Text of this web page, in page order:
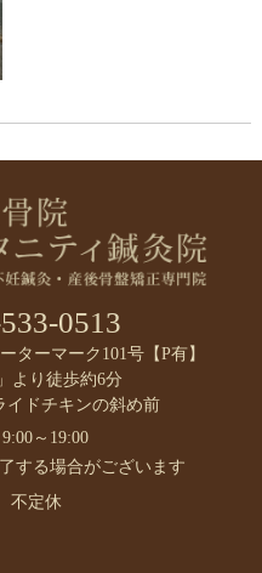
0513
ターマーク101号【P有】
より徒歩約6分
イドチキンの斜め前
9:00～19:00
する場合がございます
不定休